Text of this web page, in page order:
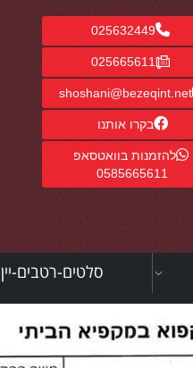
025632449
025665611
shoshani@bezeqint.net
בקרו אותנו
להזמנות בוואטסאפ
0585665611
סלטים-רטבים-יין